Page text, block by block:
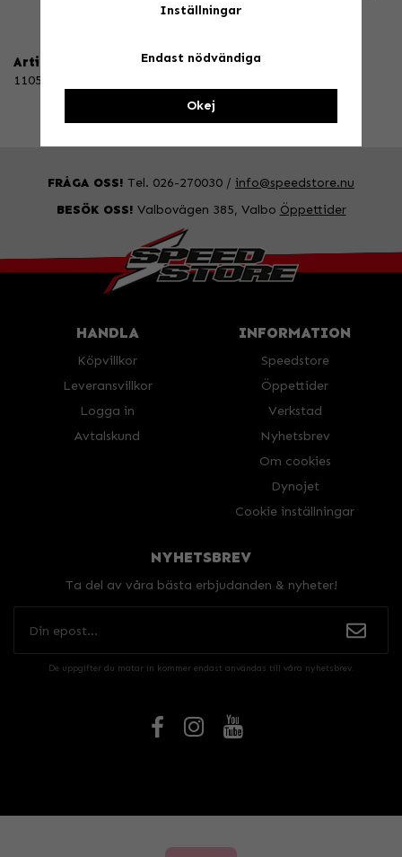
Artikelnummer:
110517
FRÅGA OSS! Tel. 026-270030 / info@speedstore.nu
BESÖK OSS! Valbovägen 385, Valbo Öppettider
HANDLA
Köpvillkor
Leveransvillkor
Logga in
Avtalskund
INFORMATION
Speedstore
Öppettider
Verkstad
Nyhetsbrev
Om cookies
Dynojet
Cookie inställningar
NYHETSBREV
Ta del av våra bästa erbjudanden & nyheter!
De uppgifter du matar in kommer endast användas till våra nyhetsbrev.
Inställningar
Endast nödvändiga
Okej